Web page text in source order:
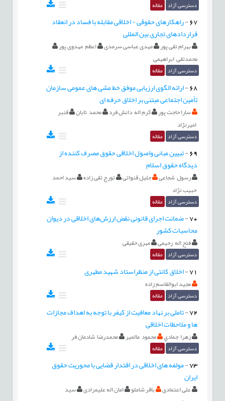
دسترسی آزاد مقاله
67
-راهکارهای حقوقی - اخلاقی مقابله با فساد در انعقاد
قراردادهای تجاری بین المللی
بهرام تقی پور مهدی عباسی سرمدی
اعظم مهدوی پور
محمدتقی ابراهیمی
دسترسی آزاد مقاله
68
-ارائه الگوی ارزیابی موفق خط مشی های عمومی سازمان
تأمین اجتماعی مبتنی بر اخلاق حرفه ای
سارا حاجت پور کرم اله دانش فرد محمد تابان
قنبر
امیرنژاد
دسترسی آزاد مقاله
69
-تبیین مبانی واصول اخلاقی حقوق مصرف کننده از
دیدگاه حقوق اسلام
رسول شجاعی جلیل قنواتی تورج تقی زاده
سید احمد
حبیب نژاد
دسترسی آزاد مقاله
70
-ضمانت اجرای قانونی نقض ارزش‌های اخلاقی در دیوان
محاسبات کشور
فتح اله رحیمی مهری حقیقی
دسترسی آزاد مقاله
71
-اخلاق کانتی از منظراستاد شهید مطهری
مجید ابوالقاسم زاده
دسترسی آزاد مقاله
72
-تاملی بر نهاد معافیت از کیفر با توجه به اهداف مجازات
ها و ملاحظات اخلاقی
زهرا جمادي محمود مالمير محمدرضا شادمان فر
دسترسی آزاد مقاله
73
-مولفه های اخلاقی در اقتدار قضایی با محوریت حقوق
ایران
علی اعتمادی باقر شاملو امان اله علیمرادی
سید